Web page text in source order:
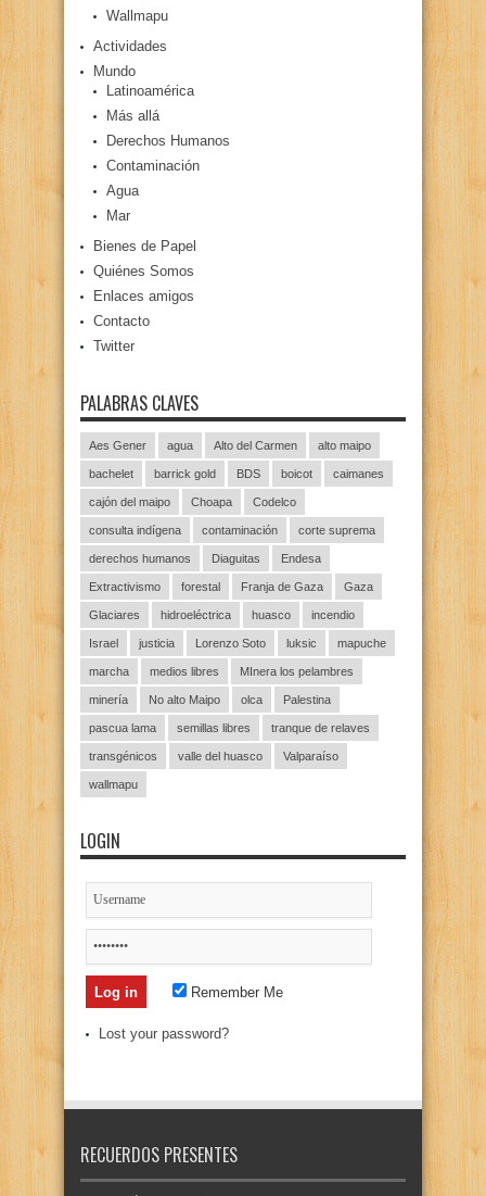
Wallmapu
Actividades
Mundo
Latinoamérica
Más allá
Derechos Humanos
Contaminación
Agua
Mar
Bienes de Papel
Quiénes Somos
Enlaces amigos
Contacto
Twitter
PALABRAS CLAVES
Aes Gener agua Alto del Carmen alto maipo
bachelet barrick gold BDS boicot caimanes
cajón del maipo Choapa Codelco
consulta indígena contaminación corte suprema
derechos humanos Diaguitas Endesa
Extractivismo forestal Franja de Gaza Gaza
Glaciares hidroeléctrica huasco incendio
Israel justicia Lorenzo Soto luksic mapuche
marcha medios libres MInera los pelambres
minería No alto Maipo olca Palestina
pascua lama semillas libres tranque de relaves
transgénicos valle del huasco Valparaíso
wallmapu
LOGIN
Remember Me
Lost your password?
RECUERDOS PRESENTES